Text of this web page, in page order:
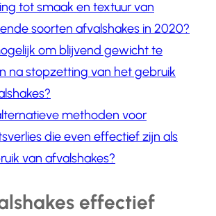
tot smaak en textuur van
soorten afvalshakes in 2020?
om blijvend gewicht te
na stopzetting van het gebruik
methoden voor
die even effectief zijn als
van afvalshakes?
effectief